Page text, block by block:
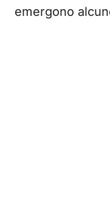
emergono